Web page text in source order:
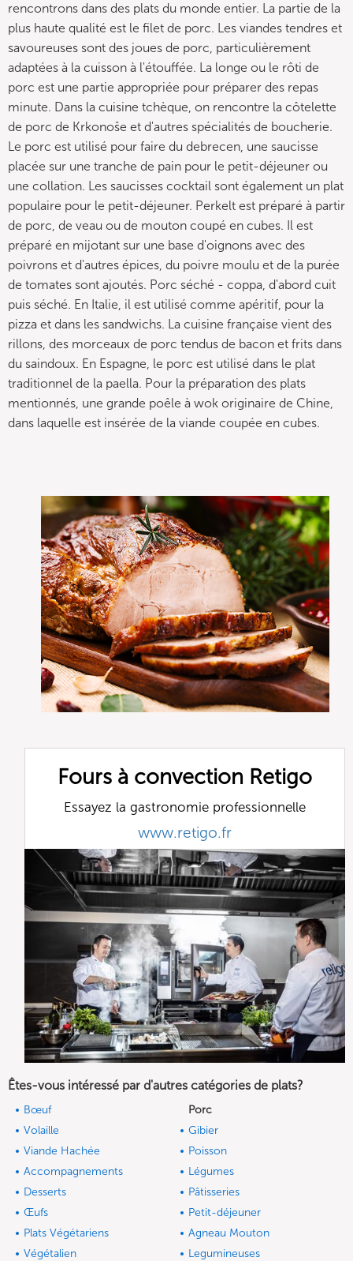
rencontrons dans des plats du monde entier. La partie de la
plus haute qualité est le filet de porc. Les viandes tendres et
savoureuses sont des joues de porc, particulièrement
adaptées à la cuisson à l'étouffée. La longe ou le rôti de
porc est une partie appropriée pour préparer des repas
minute. Dans la cuisine tchèque, on rencontre la côtelette
de porc de Krkonoše et d'autres spécialités de boucherie.
Le porc est utilisé pour faire du debrecen, une saucisse
placée sur une tranche de pain pour le petit-déjeuner ou
une collation. Les saucisses cocktail sont également un plat
populaire pour le petit-déjeuner. Perkelt est préparé à partir
de porc, de veau ou de mouton coupé en cubes. Il est
préparé en mijotant sur une base d'oignons avec des
poivrons et d'autres épices, du poivre moulu et de la purée
de tomates sont ajoutés. Porc séché - coppa, d'abord cuit
puis séché. En Italie, il est utilisé comme apéritif, pour la
pizza et dans les sandwichs. La cuisine française vient des
rillons, des morceaux de porc tendus de bacon et frits dans
du saindoux. En Espagne, le porc est utilisé dans le plat
traditionnel de la paella. Pour la préparation des plats
mentionnés, une grande poêle à wok originaire de Chine,
dans laquelle est insérée de la viande coupée en cubes.
Fours à convection Retigo
Essayez la gastronomie professionnelle
www.retigo.fr
Êtes-vous intéressé par d'autres catégories de plats?
Bœuf
Porc
Volaille
Gibier
Viande Hachée
Poisson
Accompagnements
Légumes
Desserts
Pâtisseries
Œufs
Petit-déjeuner
Plats Végétariens
Agneau Mouton
Végétalien
Legumineuses